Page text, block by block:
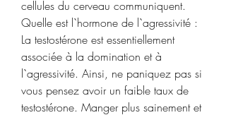
cellules du cerveau communiquent.
Quelle est l`hormone de l`agressivité :
La testostérone est essentiellement
associée à la domination et à
l`agressivité. Ainsi, ne paniquez pas si
vous pensez avoir un faible taux de
testostérone. Manger plus sainement et